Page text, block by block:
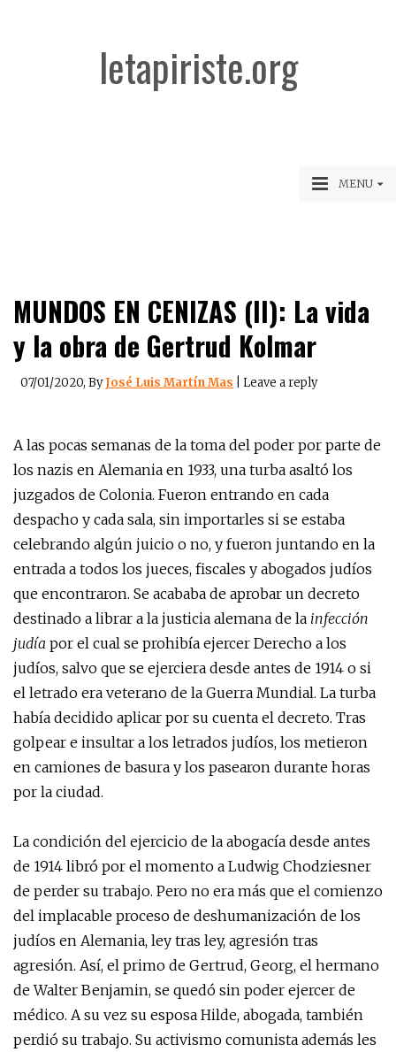
letapiriste.org
MENU
MUNDOS EN CENIZAS (II): La vida
y la obra de Gertrud Kolmar
07/01/2020, ByJosé Luis Martín Mas Leave a reply
A las pocas semanas de la toma del poder por parte de
los nazis en Alemania en 1933, una turba asaltó los
juzgados de Colonia. Fueron entrando en cada
despacho y cada sala, sin importarles si se estaba
celebrando algún juicio o no, y fueron juntando en la
entrada a todos los jueces, fiscales y abogados judíos
que encontraron. Se acababa de aprobar un decreto
destinado a librar a la justicia alemana de la infección
judía por el cual se prohibía ejercer Derecho a los
judíos, salvo que se ejerciera desde antes de 1914 o si
el letrado era veterano de la Guerra Mundial. La turba
había decidido aplicar por su cuenta el decreto. Tras
golpear e insultar a los letrados judíos, los metieron
en camiones de basura y los pasearon durante horas
por la ciudad.
La condición del ejercicio de la abogacía desde antes
de 1914 libró por el momento a Ludwig Chodziesner
de perder su trabajo. Pero no era más que el comienzo
del implacable proceso de deshumanización de los
judíos en Alemania, ley tras ley, agresión tras
agresión. Así, el primo de Gertrud, Georg, el hermano
de Walter Benjamin, se quedó sin poder ejercer de
médico. A su vez su esposa Hilde, abogada, también
perdió su trabajo. Su activismo comunista además les